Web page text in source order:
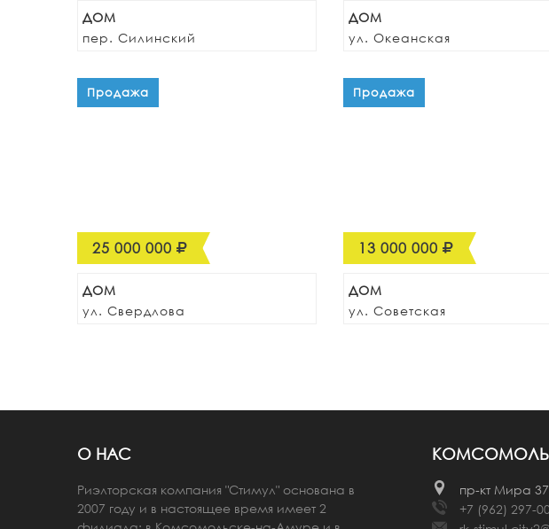
ДОМ
пер. Силинский
ДОМ
ул. Океанская
Продажа
25 000 000
ДОМ
ул. Свердлова
Продажа
13 000 000
ДОМ
ул. Советская
О НАС
Риэлторская компания "Стимул" основана в
2007 году и в настоящее время имеет 2
пр-кт Мира
+7 (962) 297-